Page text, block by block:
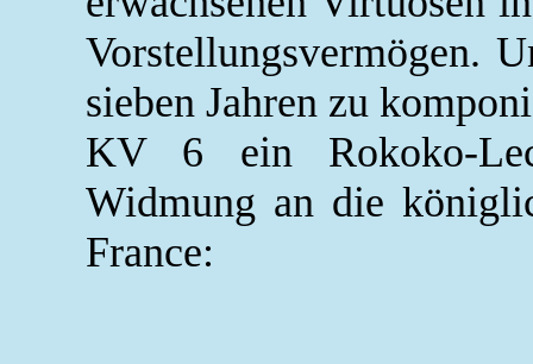
Vorstellungsvermögen.
sieben Jahren zu
KV 6 ein Rokoko-
Widmung an die
France: